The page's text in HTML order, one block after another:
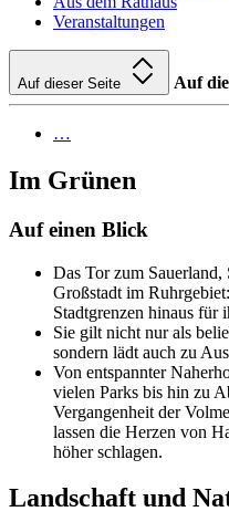
Veranstaltungen
Auf dieser Seite Auf
…
Im Grünen
Auf einen Blick
Das Tor zum Sauerland,
Großstadt im
Stadtgrenzen hinaus für
Sie gilt nicht nur als
sondern lädt auch zu
Von entspannter
vielen Parks bis hin zu
Vergangenheit der
lassen die Herzen von
höher schlagen.
Landschaft und